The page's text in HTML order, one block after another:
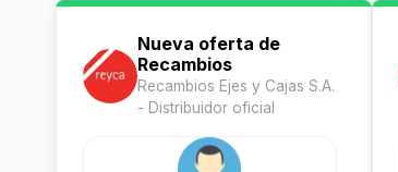
Nueva oferta de
Recambios
Recambios Ejes y Cajas S.A.
- Distribuidor oficial